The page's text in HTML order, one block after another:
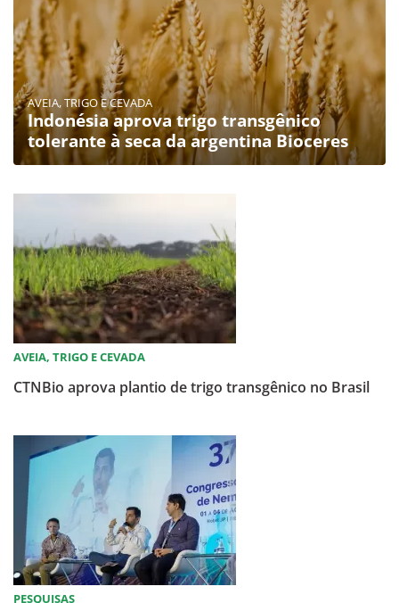
AVEIA, TRIGO E CEVADA
Indonésia aprova trigo transgênico
tolerante à seca da argentina Bioceres
AVEIA, TRIGO E CEVADA
CTNBio aprova plantio de trigo transgênico no Brasil
PESQUISAS